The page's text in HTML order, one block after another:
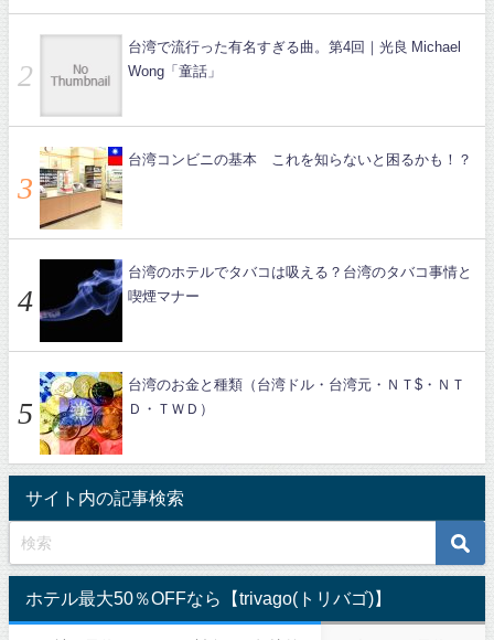
台湾で流行った有名すぎる曲。第4回｜光良 Michael
Wong「童話」
台湾コンビニの基本 これを知らないと困るかも！？
台湾のホテルでタバコは吸える？台湾のタバコ事情と
喫煙マナー
台湾のお金と種類（台湾ドル・台湾元・ＮＴ$・ＮＴ
Ｄ・ＴＷＤ）
サイト内の記事検索
ホテル最大50％OFFなら【trivago(トリバゴ)】